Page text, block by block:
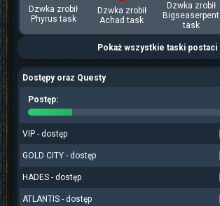
Dzwka zrobił
Phyrus task
Dzwka zrobił
Achad task
Dzwka zrobił
Bigseaserpent
task
Pokaż wszystkie taski postaci
Dostępy oraz Questy
Postęp:
VIP - dostęp
GOLD CITY - dostęp
HADES - dostęp
ATLANTIS - dostęp